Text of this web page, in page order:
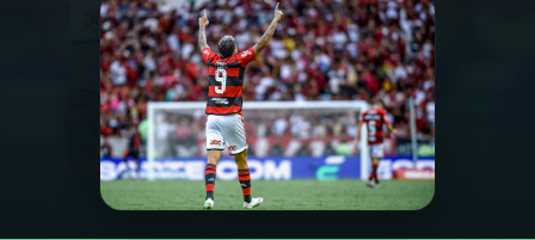
PROGRAMAS
PODCASTS
VIDEOCASTS